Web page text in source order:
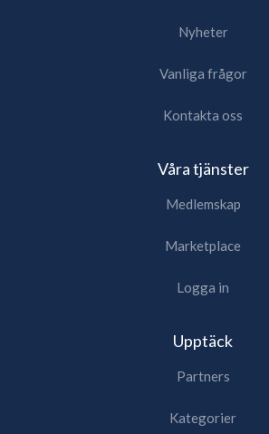
Nyheter
Vanliga frågor
Kontakta oss
Våra tjänster
Medlemskap
Marketplace
Logga in
Upptäck
Partners
Kategorier